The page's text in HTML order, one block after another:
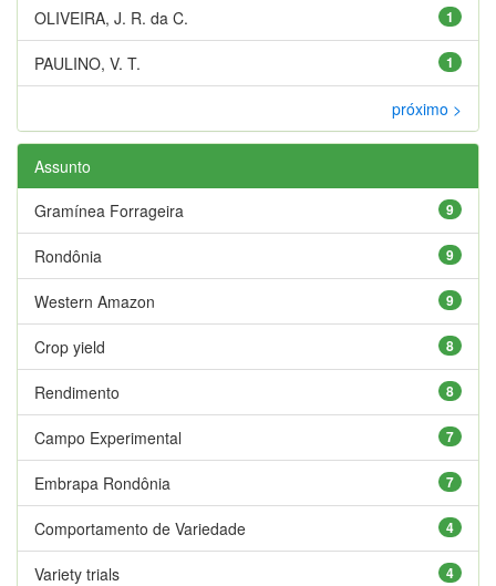
1
OLIVEIRA, J. R. da C.
1
PAULINO, V. T.
próximo >
Assunto
9
Gramínea Forrageira
9
Rondônia
9
Western Amazon
8
Crop yield
8
Rendimento
7
Campo Experimental
7
Embrapa Rondônia
4
Comportamento de Variedade
4
Variety trials